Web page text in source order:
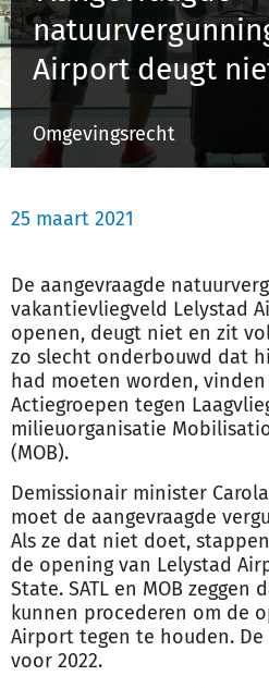
Airport deugt
Omgevingsrecht
25 maart 2021
De aangevraagde natuur
vakantievliegveld Lelystad
openen, deugt niet en zit
zo slecht onderbouwd dat
had moeten worden,
Actiegroepen tegen
milieuorganisatie
(MOB).
Demissionair minister
moet de aangevraagde
Als ze dat niet doet,
de opening van Lelystad
State. SATL en MOB zeggen
kunnen procederen om de
Airport tegen te houden.
voor 2022.